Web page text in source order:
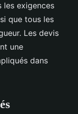
les exigences
que tous les
Les devis
une
dans